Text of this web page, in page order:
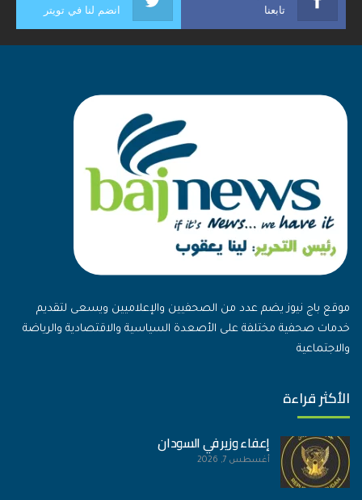
تابعنا انضم لنا في تويتر
موقع باج نيوز يضم عدد من الصحفيين والإعلاميين ويسعى لتقديم
خدمات صحفية مختلفة على الأصعدة السياسية والاقتصادية والرياضة
والاجتماعية
الأكثر قراءة
إعفاء وزير في السودان
أغسطس 7, 2026